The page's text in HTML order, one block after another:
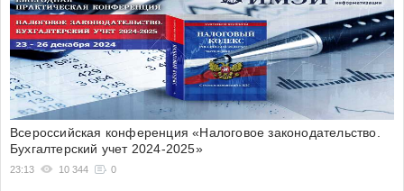
Всероссийская конференция «Налоговое законодательство.
Бухгалтерский учет 2024-2025»
23:13 10 344 0